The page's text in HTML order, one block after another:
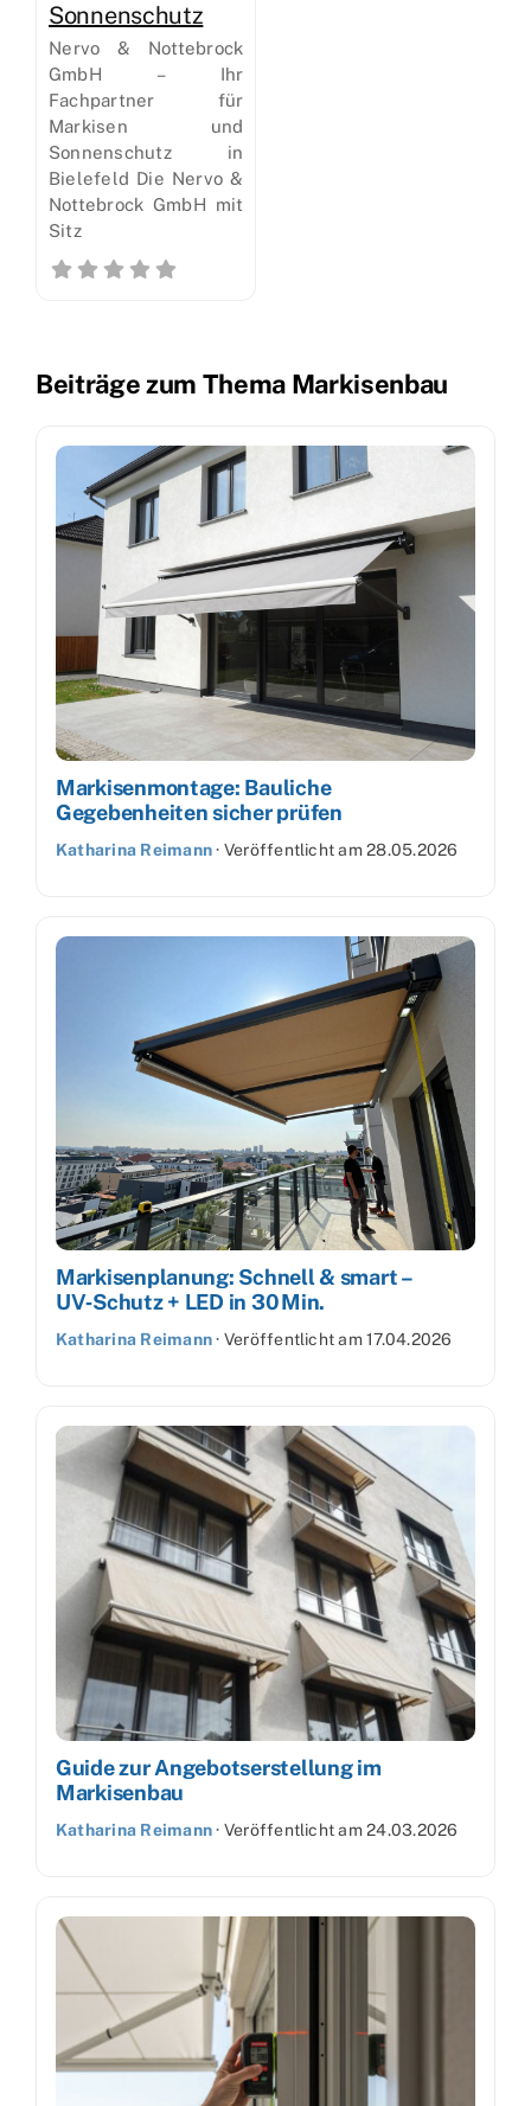
Sonnenschutz
Nervo & Nottebrock
GmbH – Ihr
Fachpartner für
Markisen und
Sonnenschutz in
Bielefeld Die Nervo &
Nottebrock GmbH mit
Sitz
Beiträge zum Thema Markisenbau
Markisenmontage: Bauliche
Gegebenheiten sicher prüfen
Katharina Reimann· Veröffentlicht am28.05.2026
Markisenplanung: Schnell & smart –
UV‑Schutz + LED in 30 Min.
Katharina Reimann· Veröffentlicht am17.04.2026
Guide zur Angebotserstellung im
Markisenbau
Katharina Reimann· Veröffentlicht am24.03.2026